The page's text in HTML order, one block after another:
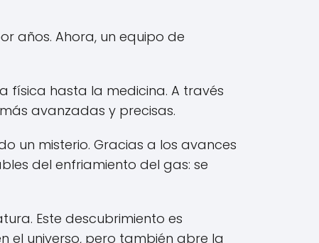
años. Ahora, un equipo de
física hasta la medicina. A través
avanzadas y precisas.
un misterio. Gracias a los avances
del enfriamiento del gas: se
Este descubrimiento es
universo, pero también abre la